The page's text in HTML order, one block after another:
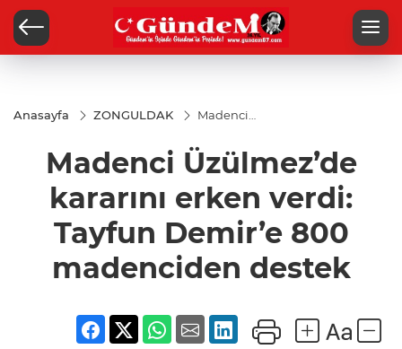
Anasayfa ZONGULDAK
Madenci
erken verdi:
Tayfun
Demir’e 800
madenciden
Madenci Üzülmez’de
kararını erken verdi:
Tayfun Demir’e 800
madenciden destek